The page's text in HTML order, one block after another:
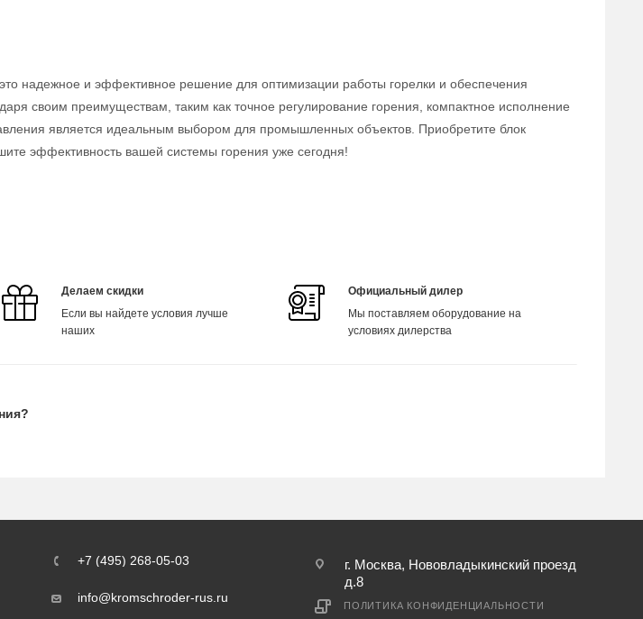
надежное и эффективное решение для оптимизации работы горелки и обеспечения
своим преимуществам, таким как точное регулирование горения, компактное исполнение
является идеальным выбором для промышленных объектов. Приобретите блок
эффективность вашей системы горения уже сегодня!
Делаем скидки
Если вы найдете условия лучше
наших
Официальный дилер
Мы поставляем оборудование на
условиях дилерства
+7 (495) 268-05-03
info@kromschroder-rus.ru
г. Москва, Нововладыкинский проезд
д.8
ПОЛИТИКА КОНФИДЕНЦИАЛЬНОСТИ